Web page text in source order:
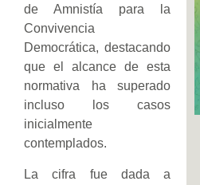
de Amnistía para la
Convivencia
Democrática, destacando
que el alcance de esta
normativa ha superado
incluso los casos
inicialmente
contemplados.
La cifra fue dada a